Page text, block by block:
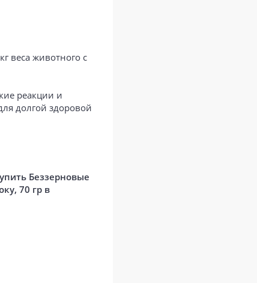
веса животного с
реакции и
долгой здоровой
Беззерновые
70 гр в